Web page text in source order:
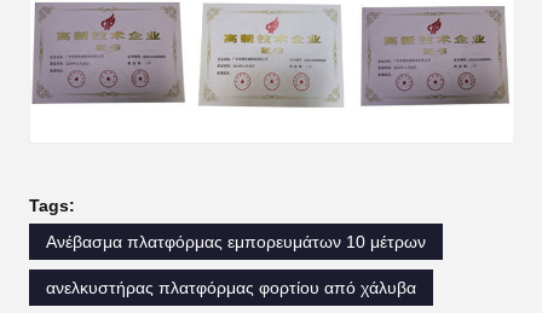
Tags:
Ανέβασμα πλατφόρμας εμπορευμάτων 10 μέτρων
ανελκυστήρας πλατφόρμας φορτίου από χάλυβα